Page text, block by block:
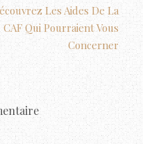
Les Aides De La
CAF Qui Pourraient Vous
Concerner